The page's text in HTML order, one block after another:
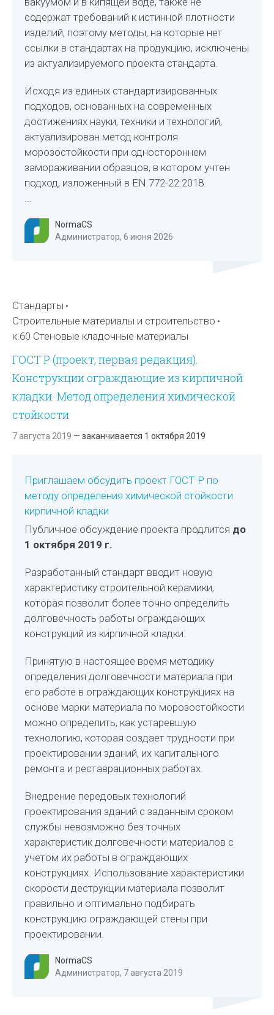
содержат требований к истинной плотности
изделий, поэтому методы, на которые нет
ссылки в стандартах на продукцию, исключены
из актуализируемого проекта стандарта.
Исходя из единых стандартизированных
подходов, основанных на современных
достижениях науки, техники и технологий,
актуализирован метод контроля
морозостойкости при одностороннем
замораживании образцов, в котором учтен
подход, изложенный в EN 772-22:2018.
...
NormaCS
Администратор, 6 июня 2026
Стандарты
Строительные материалы и строительство
к.60 Стеновые кладочные материалы
ГОСТ Р (проект, первая редакция).
Конструкции ограждающие из кирпичной
кладки. Метод определения химической
стойкости
7 августа 2019 — заканчивается 1 октября 2019
Приглашаем обсудить проект ГОСТ Р по
методу определения химической стойкости
кирпичной кладки
Публичное обсуждение проекта продлится до
1 октября 2019 г.
Разработанный стандарт вводит новую
характеристику строительной керамики,
которая позволит более точно определить
долговечность работы ограждающих
конструкций из кирпичной кладки.
Принятую в настоящее время методику
определения долговечности материала при
его работе в ограждающих конструкциях на
основе марки материала по морозостойкости
можно определить, как устаревшую
технологию, которая создает трудности при
проектировании зданий, их капитального
ремонта и реставрационных работах.
Внедрение передовых технологий
проектирования зданий с заданным сроком
службы невозможно без точных
характеристик долговечности материалов с
учетом их работы в ограждающих
конструкциях. Использование характеристики
скорости деструкции материала позволит
правильно и оптимально подбирать
конструкцию ограждающей стены при
проектировании.
NormaCS
Администратор, 7 августа 2019